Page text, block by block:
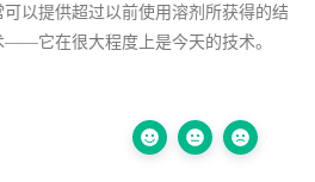
以提供超过以前使用溶剂所获得的结
——它在很大程度上是今天的技术。